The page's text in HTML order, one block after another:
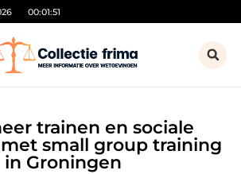
00:01:52
trainen en sociale
small group training
in Groningen